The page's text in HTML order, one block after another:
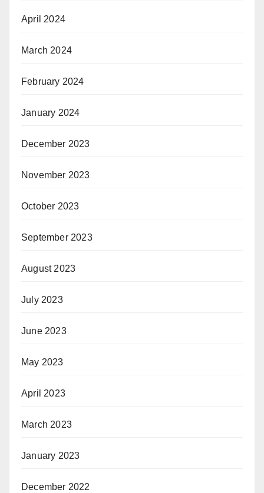
April 2024
March 2024
February 2024
January 2024
December 2023
November 2023
October 2023
September 2023
August 2023
July 2023
June 2023
May 2023
April 2023
March 2023
January 2023
December 2022